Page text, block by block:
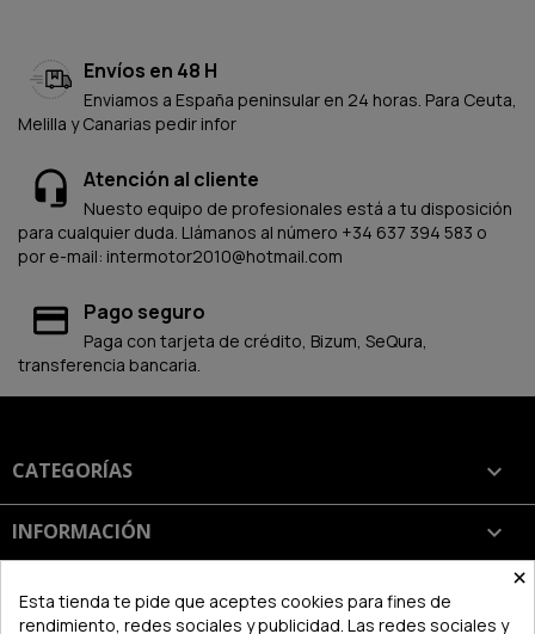
Envíos en 48 H
Enviamos a España peninsular en 24 horas. Para Ceuta,
Melilla y Canarias pedir infor
Atención al cliente
Nuesto equipo de profesionales está a tu disposición
para cualquier duda. Llámanos al número +34 637 394 583 o
por e-mail: intermotor2010@hotmail.com
Pago seguro
Paga con tarjeta de crédito, Bizum, SeQura,
transferencia bancaria.
CATEGORÍAS 
INFORMACIÓN 
SU CUENTA ×
Esta tienda te pide que aceptes cookies para fines de
rendimiento, redes sociales y publicidad. Las redes sociales y